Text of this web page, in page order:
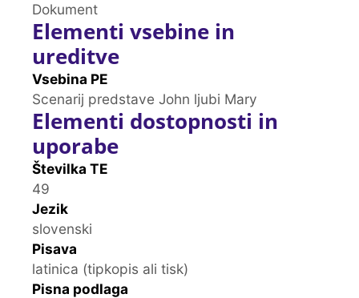
Dokument
Elementi vsebine in
ureditve
Vsebina PE
Scenarij predstave John ljubi Mary
Elementi dostopnosti in
uporabe
Številka TE
49
Jezik
slovenski
Pisava
latinica (tipkopis ali tisk)
Pisna podlaga